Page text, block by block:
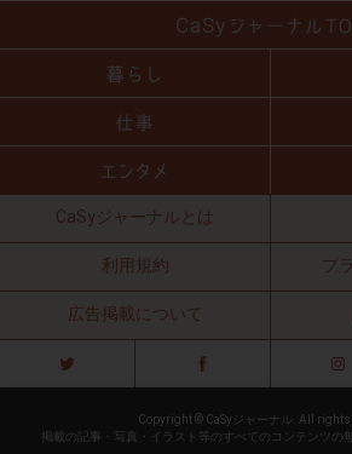
CaSyジャーナルとは
利用規約 プ
広告掲載について
Copyright © CaSyジャーナル. All rights
掲載の記事・写真・イラスト等のすべてのコンテンツの